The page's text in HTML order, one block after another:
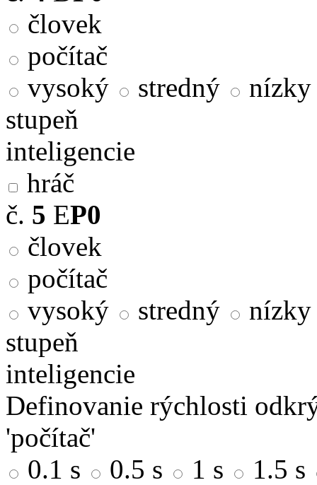
človek
počítač
vysoký
stredný
nízky
stupeň
inteligencie
hráč
č. 5 EP0
človek
počítač
vysoký
stredný
nízky
stupeň
inteligencie
Definovanie rýchlosti
'počítač'
0.1 s
0.5 s 1 s
1.5 s